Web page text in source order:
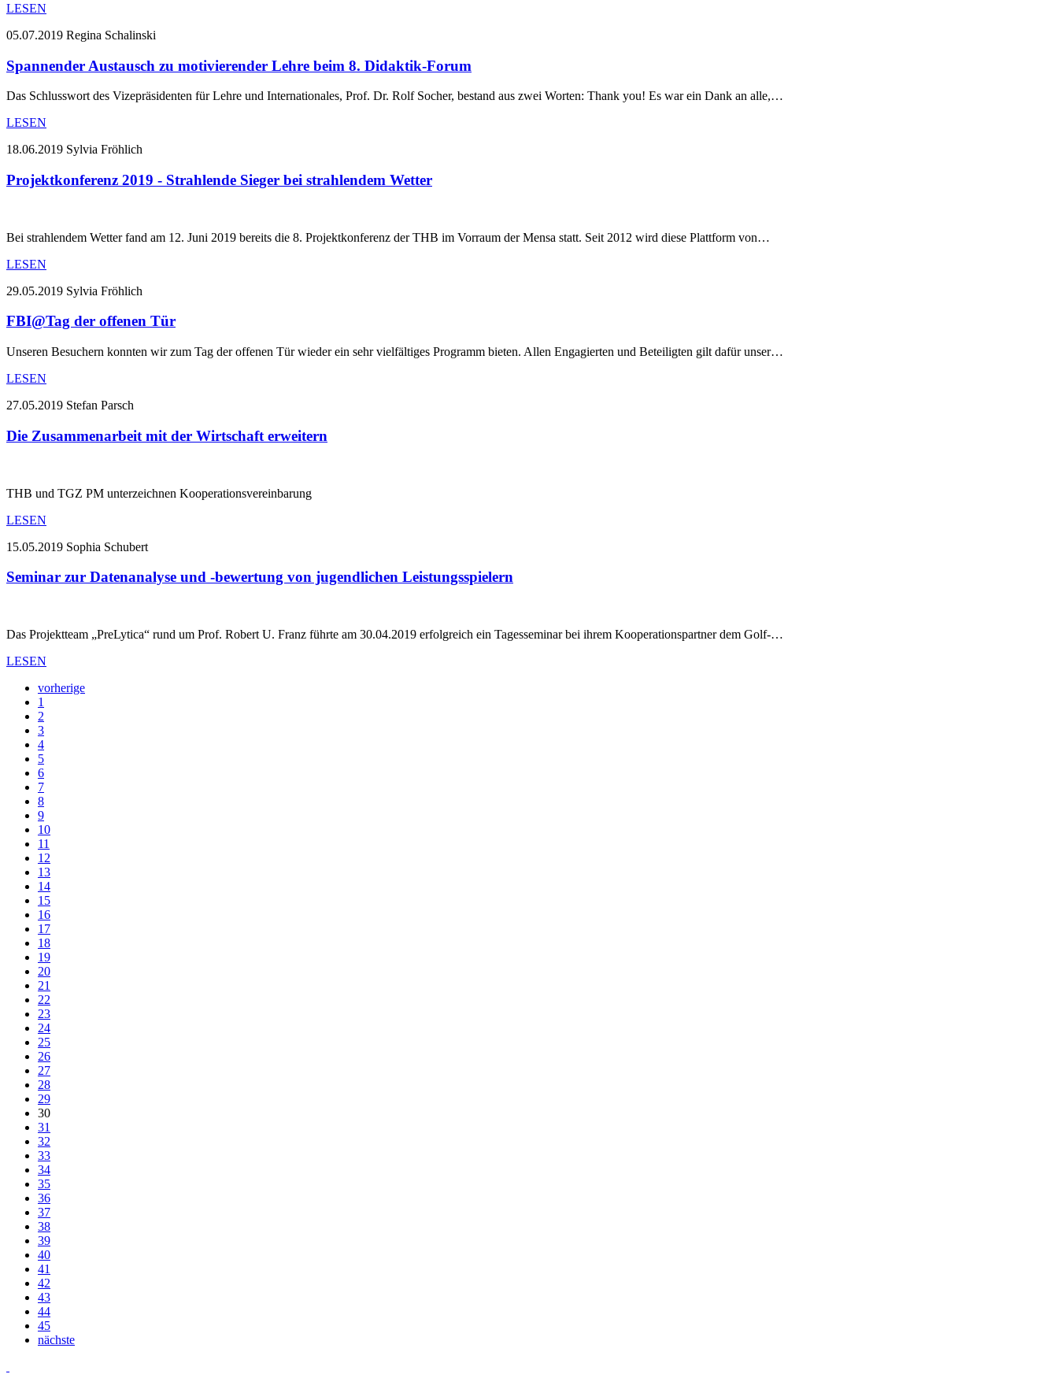
LESEN
05.07.2019 Regina Schalinski
Spannender Austausch zu motivierender Lehre beim 8. Didaktik-Forum
Das Schlusswort des Vizepräsidenten für Lehre und Internationales, Prof. Dr. Rolf Socher, bestand aus zwei Worten: Thank you! Es war ein Dank an alle,…
LESEN
18.06.2019 Sylvia Fröhlich
Projektkonferenz 2019 - Strahlende Sieger bei strahlendem Wetter
Bei strahlendem Wetter fand am 12. Juni 2019 bereits die 8. Projektkonferenz der THB im Vorraum der Mensa statt. Seit 2012 wird diese Plattform von…
LESEN
29.05.2019 Sylvia Fröhlich
FBI@Tag der offenen Tür
Unseren Besuchern konnten wir zum Tag der offenen Tür wieder ein sehr vielfältiges Programm bieten. Allen Engagierten und Beteiligten gilt dafür unser…
LESEN
27.05.2019 Stefan Parsch
Die Zusammenarbeit mit der Wirtschaft erweitern
THB und TGZ PM unterzeichnen Kooperationsvereinbarung
LESEN
15.05.2019 Sophia Schubert
Seminar zur Datenanalyse und -bewertung von jugendlichen Leistungsspielern
Das Projektteam „PreLytica“ rund um Prof. Robert U. Franz führte am 30.04.2019 erfolgreich ein Tagesseminar bei ihrem Kooperationspartner dem Golf-…
LESEN
vorherige
1
2
3
4
5
6
7
8
9
10
11
12
13
14
15
16
17
18
19
20
21
22
23
24
25
26
27
28
29
30
31
32
33
34
35
36
37
38
39
40
41
42
43
44
45
nächste